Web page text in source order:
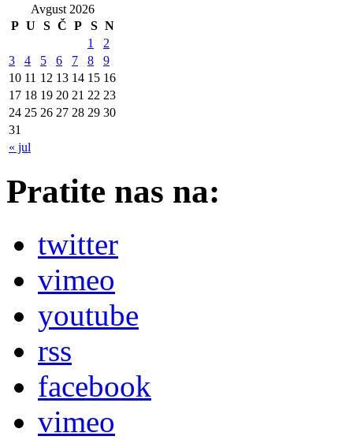
Avgust 2026
P U S Č P S N
« jul
1
2
3
4 5 6 7 8
9
10 11 12 13 14 15 16
17 18 19 20 21 22 23
24 25 26 27 28 29 30
31
Pratite nas na:
twitter
vimeo
youtube
rss
facebook
vimeo